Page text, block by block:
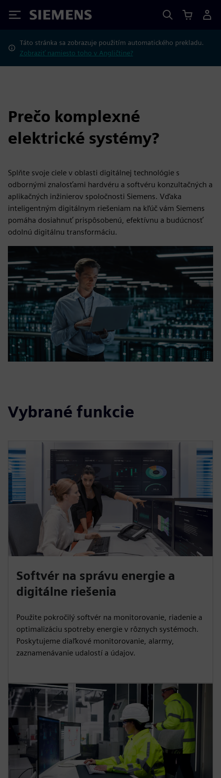
Siemens
Táto stránka sa zobrazuje použitím automatického prekladu.
Zobraziť namiesto toho v Angličtine?
Prečo komplexné
elektrické systémy?
Splňte svoje ciele v oblasti digitálnej technológie s
odbornými znalosťami hardvéru a softvéru konzultačných a
aplikačných inžinierov spoločnosti Siemens. Vďaka
inteligentným digitálnym riešeniam na kľúč vám Siemens
pomáha dosiahnuť prispôsobenú, efektívnu a budúcnosť
odolnú digitálnu transformáciu.
Vybrané funkcie
Softvér na správu energie a
digitálne riešenia
Použite pokročilý softvér na monitorovanie, riadenie a
optimalizáciu spotreby energie v rôznych systémoch.
Poskytujeme diaľkové monitorovanie, alarmy,
zaznamenávanie udalostí a údajov.